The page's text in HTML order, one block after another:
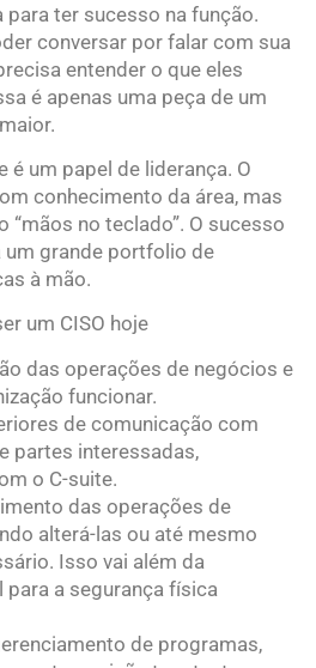
ter sucesso na função.
conversar por falar com sua
entender o que eles
é apenas uma peça de um
é um papel de liderança. O
conhecimento da área, mas
“mãos no teclado”. O sucesso
um grande portfolio de
à mão.
um CISO hoje
das operações de negócios e
funcionar.
de comunicação com
partes interessadas,
o C-suite.
das operações de
alterá-las ou até mesmo
Isso vai além da
para a segurança física
de programas,